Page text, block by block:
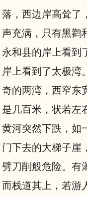
落，西边岸高耸了
声充满，只有黑鹳
永和县的岸上看到
岸上看到了太极湾
奇的两湾，西窄东
是几百米，状若左
黄河突然下跌，如
门下去的大梯子崖
劈刀削般危险。有
而栈道其上，若游